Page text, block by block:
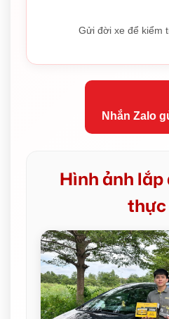
Gửi đời xe để kiểm
Nhắn Zalo
Hình ảnh